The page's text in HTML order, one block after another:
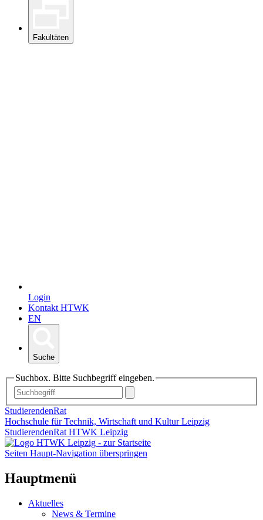
Fakultäten
Login
Kontakt HTWK
EN
Suche
Suchbox. Bitte Suchbegriff eingeben.
StudierendenRat
Hochschule für Technik, Wirtschaft und Kultur Leipzig
StudierendenRat HTWK Leipzig
Seiten Haupt-Navigation überspringen
Hauptmenü
Aktuelles
News & Termine